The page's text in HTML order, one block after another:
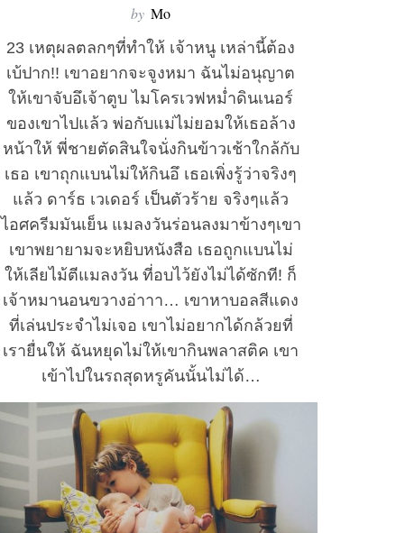
by Mo
23 เหตุผลตลกๆที่ทำให้ เจ้าหนู เหล่านี้ต้อง
เบ้ปาก!! เขาอยากจะจูงหมา ฉันไม่อนุญาต
ให้เขาจับอึเจ้าตูบ ไมโครเวฟหม่ำดินเนอร์
ของเขาไปแล้ว พ่อกับแม่ไม่ยอมให้เธอล้าง
หน้าให้ พี่ชายตัดสินใจนั่งกินข้าวเช้าใกล้กับ
เธอ เขาถุกแบนไม่ให้กินอึ เธอเพิ่งรู้ว่าจริงๆ
แล้ว ดาร์ธ เวเดอร์ เป็นตัวร้าย จริงๆแล้ว
ไอศครีมมันเย็น แมลงวันร่อนลงมาข้างๆเขา
เขาพยายามจะหยิบหนังสือ เธอถูกแบนไม่
ให้เลียไม้ตีแมลงวัน ที่อบไว้ยังไม่ได้ซักที! ก็
เจ้าหมานอนขวางอ่าาา… เขาหาบอลสีแดง
ที่เล่นประจำไม่เจอ เขาไม่อยากได้กล้วยที่
เรายื่นให้ ฉันหยุดไม่ให้เขากินพลาสติค เขา
เข้าไปในรถสุดหรูคันนั้นไม่ได้…
Read More